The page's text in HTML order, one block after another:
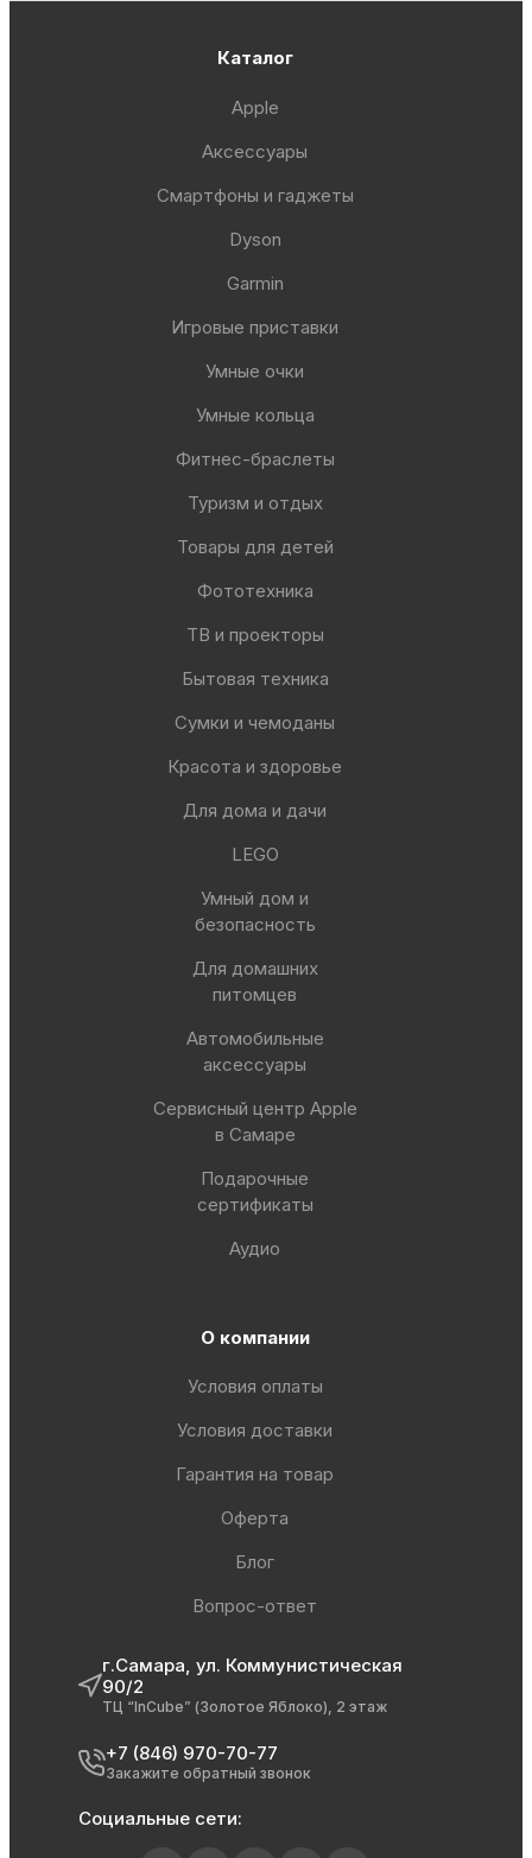
Каталог
Apple
Аксессуары
Смартфоны и гаджеты
Dyson
Garmin
Игровые приставки
Умные очки
Умные кольца
Фитнес-браслеты
Туризм и отдых
Товары для детей
Фототехника
ТВ и проекторы
Бытовая техника
Сумки и чемоданы
Красота и здоровье
Для дома и дачи
LEGO
Умный дом и
безопасность
Для домашних
питомцев
Автомобильные
аксессуары
Сервисный центр Apple
в Самаре
Подарочные
сертификаты
Аудио
О компании
Условия оплаты
Условия доставки
Гарантия на товар
Оферта
Блог
Вопрос-ответ
г.Самара, ул. Коммунистическая
90/2
ТЦ “InCube” (Золотое Яблоко), 2 этаж
+7 (846) 970-70-77
Закажите обратный звонок
Социальные сети: